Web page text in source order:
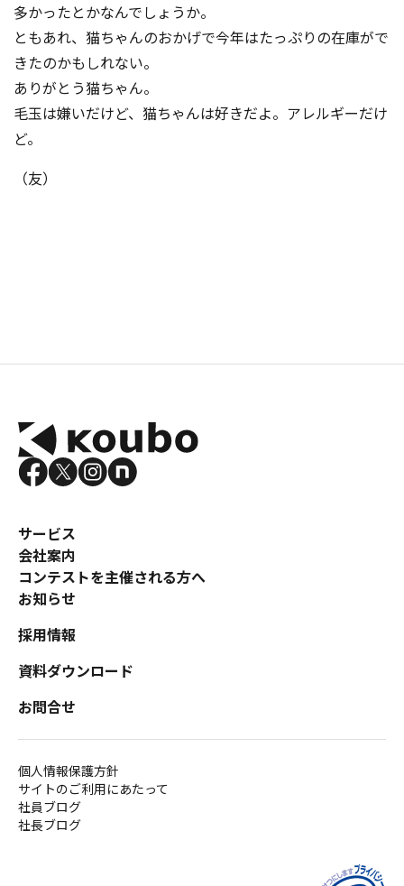
多かったとかなんでしょうか。
ともあれ、猫ちゃんのおかげで今年はたっぷりの在庫がで
きたのかもしれない。
ありがとう猫ちゃん。
毛玉は嫌いだけど、猫ちゃんは好きだよ。アレルギーだけ
ど。
（友）
サービス
会社案内
コンテストを主催される方へ
お知らせ
採用情報
資料ダウンロード
お問合せ
個人情報保護方針
サイトのご利用にあたって
社員ブログ
社長ブログ